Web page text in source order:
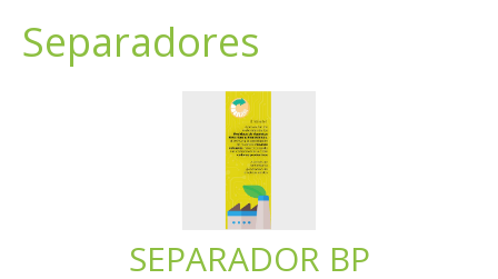
Separadores
SEPARADOR BP